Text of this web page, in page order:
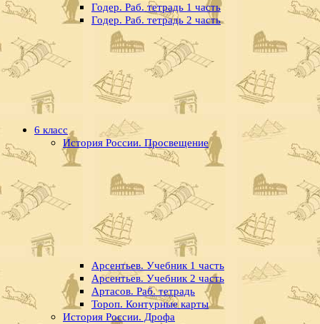
Годер. Раб. тетрадь 1 часть
Годер. Раб. тетрадь 2 часть
6 класс
История России. Просвещение
Арсентьев. Учебник 1 часть
Арсентьев. Учебник 2 часть
Артасов. Раб. тетрадь
Тороп. Контурные карты
История России. Дрофа